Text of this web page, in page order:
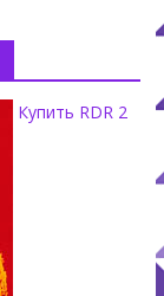
Купить RDR 2